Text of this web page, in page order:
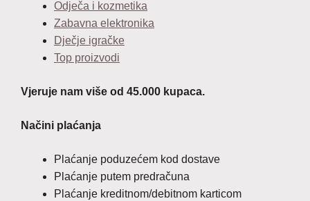
Odječa i kozmetika
Zabavna elektronika
Dječje igračke
Top proizvodi
Vjeruje nam više od 45.000 kupaca.
Načini plaćanja
Plaćanje poduzećem kod dostave
Plaćanje putem predračuna
Plaćanje kreditnom/debitnom karticom